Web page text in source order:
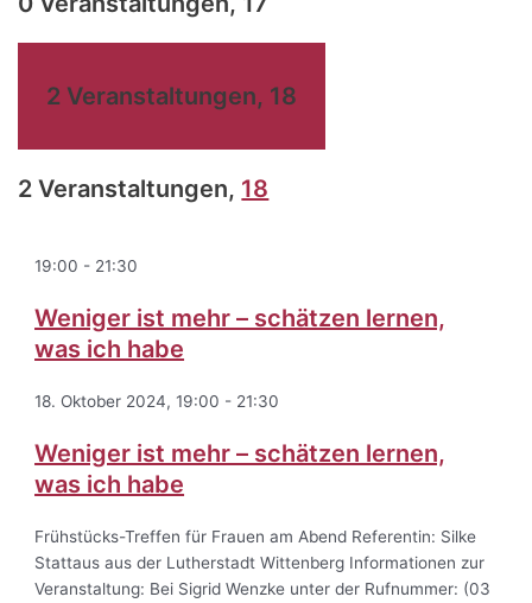
2 Veranstaltungen, 18
2 Veranstaltungen, 18
19:00 - 21:30
Weniger ist mehr – schätzen lernen,
was ich habe
18. Oktober 2024, 19:00 - 21:30
Weniger ist mehr – schätzen lernen,
was ich habe
Frühstücks-Treffen für Frauen am Abend Referentin: Silke
Stattaus aus der Lutherstadt Wittenberg Informationen zur
Veranstaltung: Bei Sigrid Wenzke unter der Rufnummer: (03